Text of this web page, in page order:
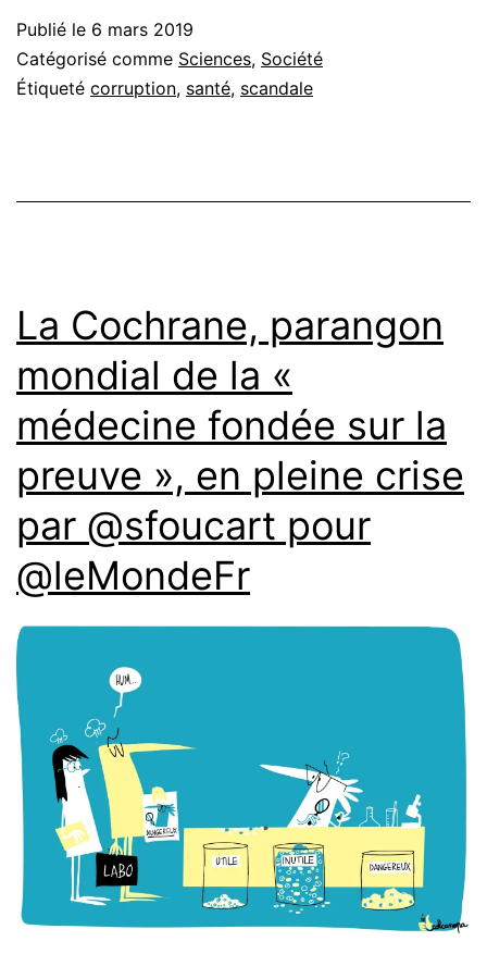
Publié le 6 mars 2019
Catégorisé comme Sciences, Société
Étiqueté corruption, santé, scandale
La Cochrane, parangon
mondial de la «
médecine fondée sur la
preuve », en pleine crise
par @sfoucart pour
@leMondeFr